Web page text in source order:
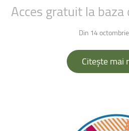
Acces gratuit la baza
Din 14
Citește mai